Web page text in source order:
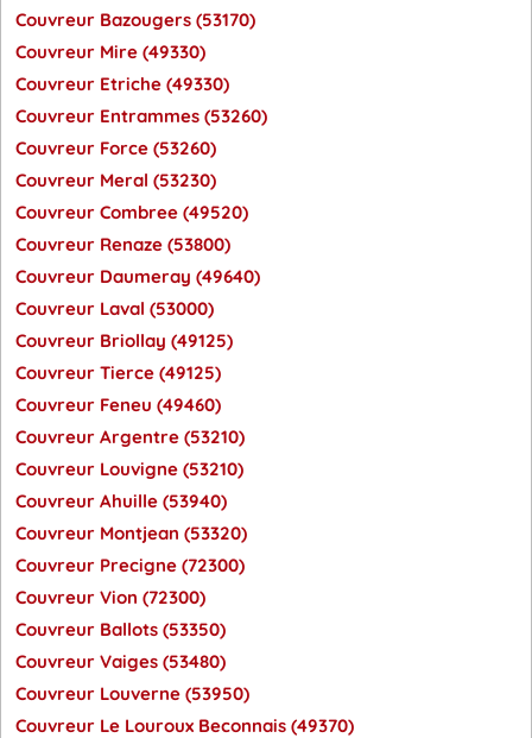
Couvreur Bazougers (53170)
Couvreur Mire (49330)
Couvreur Etriche (49330)
Couvreur Entrammes (53260)
Couvreur Force (53260)
Couvreur Meral (53230)
Couvreur Combree (49520)
Couvreur Renaze (53800)
Couvreur Daumeray (49640)
Couvreur Laval (53000)
Couvreur Briollay (49125)
Couvreur Tierce (49125)
Couvreur Feneu (49460)
Couvreur Argentre (53210)
Couvreur Louvigne (53210)
Couvreur Ahuille (53940)
Couvreur Montjean (53320)
Couvreur Precigne (72300)
Couvreur Vion (72300)
Couvreur Ballots (53350)
Couvreur Vaiges (53480)
Couvreur Louverne (53950)
Couvreur Le Louroux Beconnais (49370)